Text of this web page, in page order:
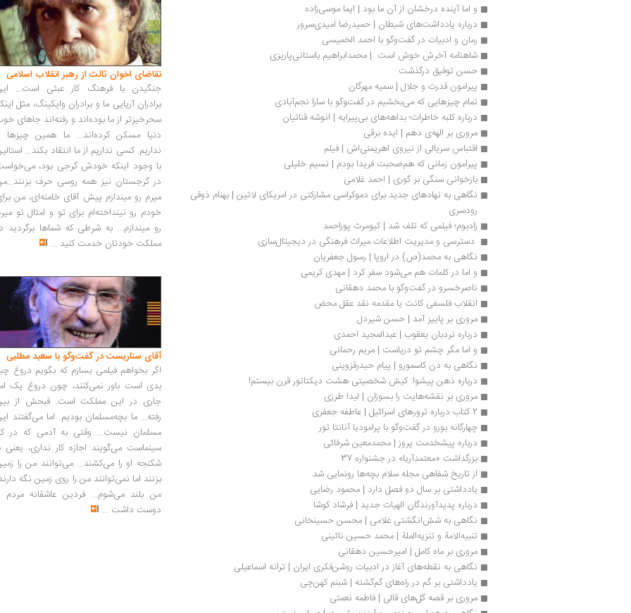
و اما آینده درخشان از آن ما بود | ایما موسی‌زاده
درباره یادداشت‌های شیطان | حمیدرضا امیدی‌سرور
رمان و ادبیات در گفت‌وگو با احمد الخمیسی
شاهنامه آخرش خوش است  | محمدابراهیم باستانی‌پاریزی
حسن توفیق درگذشت
پیرامون قدرت و جلال | سمیه مهرگان
تمام چیزهایی که می‌بخشیم در گفت‌‍وگو با سارا نجم‌آبادی
درباره کلبه خاطرات؛ بداهه‌های بی‌پیرایه | انوشه قناتیان
مروری بر الهه‌ی دهم | ایده برقی
اقتباس سریالی از نیروی اهریمنی‌اش | فیلم
پیرامون زمانی که هم‌صحبت فریدا بودم | نسیم خلیلی
بازخوانی سنگی بر گوری | احمد غلامی
رودسری
زادبوم؛ فیلمی که تلف شد | کیومرث پوراحمد
دسترسی و مدیریت اطلاعات میراث فرهنگی در دیجیتال‌سازی
نگاهی به مح‍م‍د(ص‌) در اروپ‍ا | رسول جعفریان
و اما در کلمات هم می‌شود سفر کرد | مهدی کریمی
ناصرخسرو در گفت‌وگو با محمد دهقانی
انقلاب فلسفی کانت یا مقدمه‌ نقد عقل محض
مروری بر پاییز آمد | حسن شیردل
درباره نردبان یعقوب | عبدالمجید احمدی
و اما مگر چشم تو دریاست | مریم رحمانی
نگاهی به دن کاسمورو | پیام حیدرقزوینی
درباره ذهن پیشوا: کیش شخصیتی هشت دیکتاتور قرن بیستم!
مروری بر نقشه‌هایت را بسوزان | لیدا طرزی
2 کتاب درباره ترورهای اسرائیل | عاطفه جعفری
چهارگانه بورو در گفت‌وگو با‌ پرامودیا آنانتا تور
درباره پیشخدمت پروز | محمدمعین شرفائی
بزرگداشت «معتمدآریا» در جشنواره 37
از تاریخ شفاهی مجله سلام بچه‌ها رونمایی شد
یادداشتی بر سال دو فصل دارد | محمود رضایی
درباره پدیدآورندگان الهیات جدید | فرشاد کوشا
نگاهی به شش‌انگشتی غلامی | محسن حسینخانی
تنبیه‌الامة و تنزیه‌الملة | محمد حسین نائینی
مروری بر ماه‌ کامل | امیرحسین دهقانی
نگاهی به نقطه‌های آغاز در ادبیات روشن‌فکری ایران | ترانه اسماعیلی
یادداشتی بر گم در راه‌های گم‌گشته | شبنم کهن‌چی
مروری بر قصه گل‌های قالی | فاطمه نعمتی
تقاضای اخوان ثالث از رهبر انقلاب اسلامی
جنگیدن با فرهنگ کار عبثی است...
برادران آریایی ما و برادران وایکینگ، مثل
سحرخیزتر از ما بوده‌اند و رفته‌اند جاهای
دنیا مسکن کرده‌اند... ما همین چیزها
نداریم. کسی نداریم از ما انتقاد بکند...
با وجود اینکه خودش گرجی بود،
در گرجستان نیز همه روسی حرف
میرم رو میندازم پیش آقای خامنه‌ای، من
خودم رو نینداخته‌ام برای تو و امثال تو
رو میندازم... به شرطی که شماها برگردید
مملکت خودتان خدمت کنید ...
آقای سناریست در گفت‌وگو با سعید مطلبی
اگر بخواهم فیلمی بسازم که بگویم دروغ
بدی است باور نمی‌کنند، چون دروغ یک
جاری در این مملکت است. قبحش از
رفته... ما بچه‌مسلمان بودیم. اما می‌گفتند
مسلمان نیست... وقتی به آدمی که در
سینماست می‌گویند اجازه کار نداری، یعنی
شکنجه او را می‌کشند... می‌توانند من را
بزنند اما نمی‌توانند من را روی زمین نگه
من بلند می‌شوم... فردین عاشقانه مردم
دوست داشت ...